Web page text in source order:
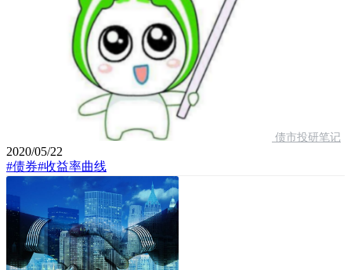
债市投研笔记
2020/05/22
#债券#收益率曲线